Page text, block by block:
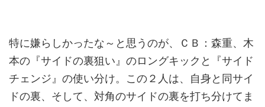
特に嫌らしかったな～と思うのが、ＣＢ：森重、木
本の『サイドの裏狙い』のロングキックと『サイド
チェンジ』の使い分け。この２人は、自身と同サイ
ドの裏、そして、対角のサイドの裏を打ち分けてま